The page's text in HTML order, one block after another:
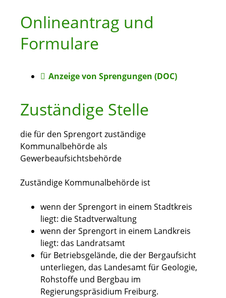
Onlineantrag und
Formulare
Anzeige von Sprengungen (DOC)
Zuständige Stelle
die für den Sprengort zuständige
Kommunalbehörde als
Gewerbeaufsichtsbehörde
Zuständige Kommunalbehörde ist
wenn der Sprengort in einem Stadtkreis
liegt: die Stadtverwaltung
wenn der Sprengort in einem Landkreis
liegt: das Landratsamt
für Betriebsgelände, die der Bergaufsicht
unterliegen, das Landesamt für Geologie,
Rohstoffe und Bergbau im
Regierungspräsidium Freiburg.